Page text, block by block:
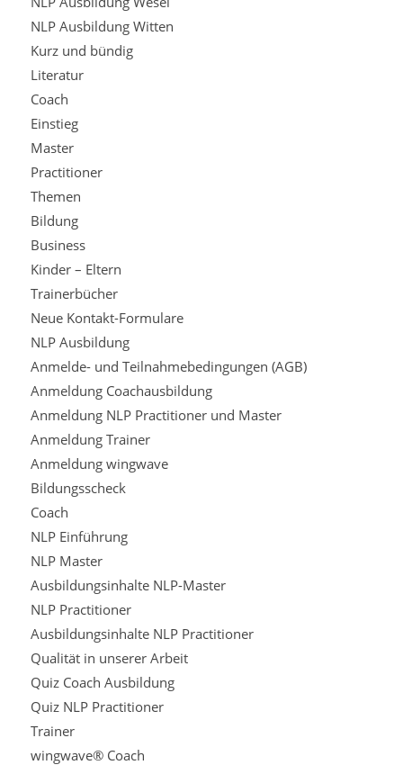
NLP Ausbildung Witten
Kurz und bündig
Literatur
Coach
Einstieg
Master
Practitioner
Themen
Bildung
Business
Kinder – Eltern
Trainerbücher
Neue Kontakt-Formulare
NLP Ausbildung
Anmelde- und Teilnahmebedingungen (AGB)
Anmeldung Coachausbildung
Anmeldung NLP Practitioner und Master
Anmeldung Trainer
Anmeldung wingwave
Bildungsscheck
Coach
NLP Einführung
NLP Master
Ausbildungsinhalte NLP-Master
NLP Practitioner
Ausbildungsinhalte NLP Practitioner
Qualität in unserer Arbeit
Quiz Coach Ausbildung
Quiz NLP Practitioner
Trainer
wingwave® Coach